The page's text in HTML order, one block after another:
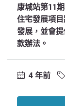
康城站第11
住宅發展項
發展，並會
款辦法。
4 年前